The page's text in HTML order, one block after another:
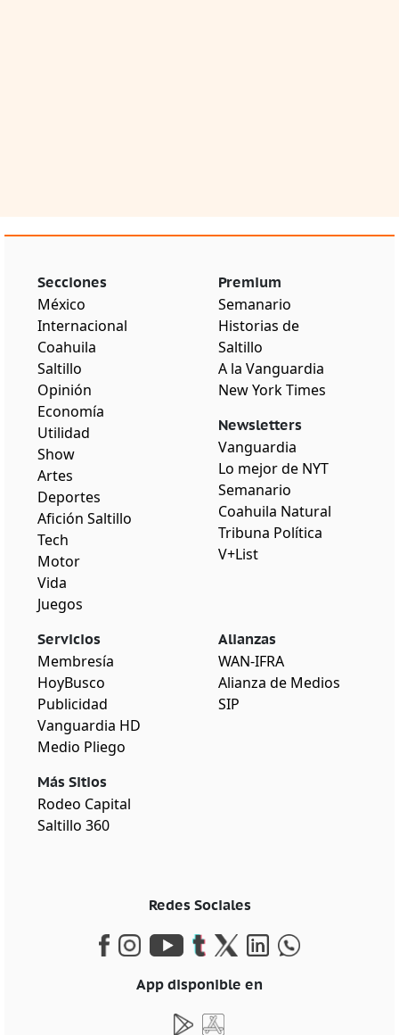
Secciones
México
Internacional
Coahuila
Saltillo
Opinión
Economía
Utilidad
Show
Artes
Deportes
Afición Saltillo
Tech
Motor
Vida
Juegos
Premium
Semanario
Historias de
Saltillo
A la Vanguardia
New York Times
Newsletters
Vanguardia
Lo mejor de NYT
Semanario
Coahuila Natural
Tribuna Política
V+List
Servicios
Membresía
HoyBusco
Publicidad
Vanguardia HD
Medio Pliego
Más Sitios
Rodeo Capital
Saltillo 360
Alianzas
WAN-IFRA
Alianza de Medios
SIP
Redes Sociales
App disponible en